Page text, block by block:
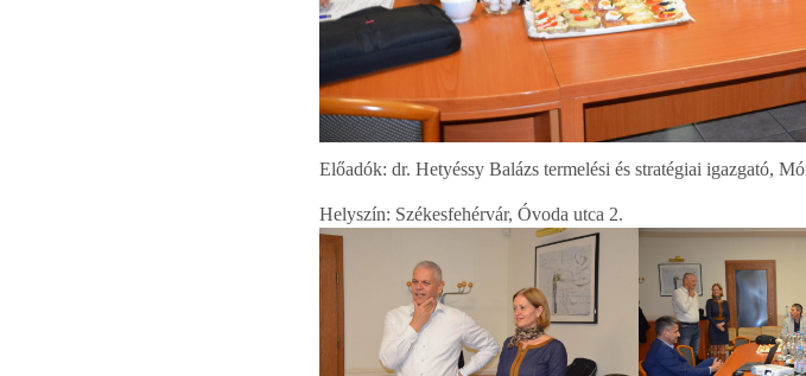
Előadók: dr. Hetyéssy Balázs termelési és stratégiai igazgató,
Helyszín: Székesfehérvár, Óvoda utca 2.